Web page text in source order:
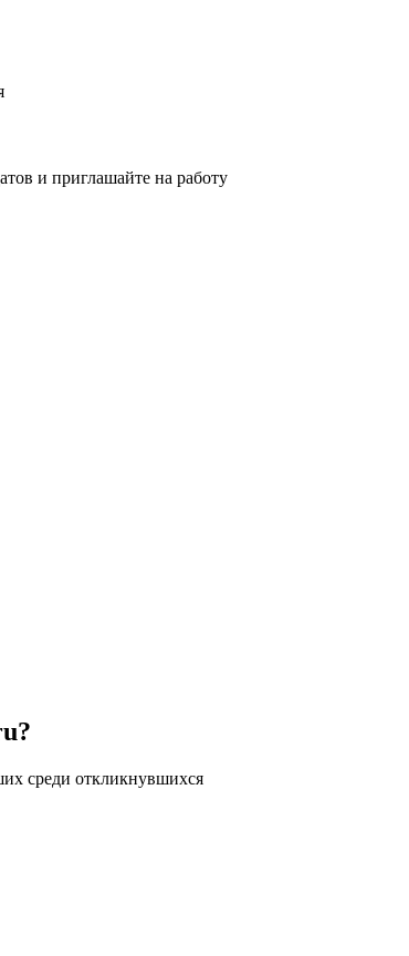
и приглашайте на работу
среди откликнувшихся